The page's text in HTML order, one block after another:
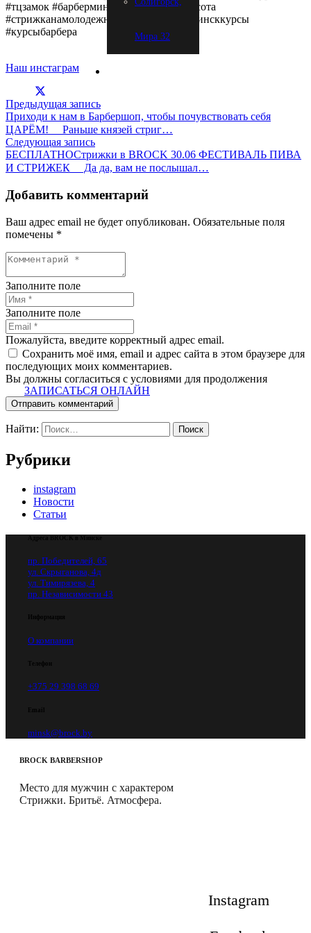
Мира 32
#тцзамок #барберминск2020 #минсккрасота
#стрижканамолодежной #минск2020 #минсккурсы
#курсыбарбера
Наш инстаграм
Предыдущая запись
Приходи к нам в Барбершоп, чтобы почувствовать себя
ЦАРЁМ! ⠀ Раньше князей стриг…
Следующая запись
БЕСПЛАТНОСтрижки в BROCK 30.06 ФЕСТИВАЛЬ ПИВА
И СТРИЖЕК ⠀ Да да, вам не послышал…
Добавить комментарий
Ваш адрес email не будет опубликован. Обязательные поля
помечены *
Заполните поле
Заполните поле
Пожалуйста, введите корректный адрес email.
Сохранить моё имя, email и адрес сайта в этом браузере для
последующих моих комментариев.
Вы должны согласиться с условиями для продолжения
Отправить комментарий
Найти:
Рубрики
instagram
Новости
Статьи
Адреса BROCK в Минске
пр. Победителей, 65
ул. Скрыганова, 4д
ул. Тимирязева, 4
пр. Независимости 43
Информация
О компании
Телефон
+375 29 398 68 69
Email
minsk@brock.by
ЗАПИСАТЬСЯ ОНЛАЙН
BROCK BARBERSHOP
Место для мужчин с характером
Стрижки. Бритьё. Атмосфера.
Instagram